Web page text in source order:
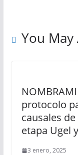
You May
protocolo
causales
etapa Ugel
3 enero, 2025